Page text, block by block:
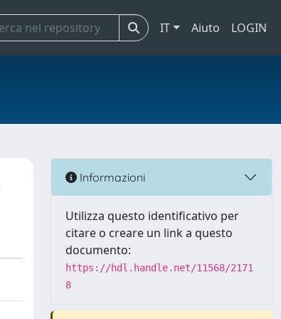
IT Aiuto LOGIN
Informazioni
Utilizza questo identificativo per
citare o creare un link a questo
documento:
https://hdl.handle.net/11568/2171
8